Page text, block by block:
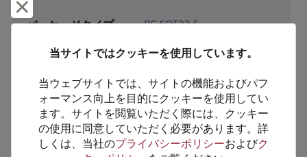
パッケージタイプ PG-SOT23-5
パッケージピン数
鉛フリー Yes
梱包形態 Tape & Reel
梱包数 3000
当サイトではクッキーを使用しています。
当ウェブサイトでは、サイトの機能およびパフ
ォーマンス向上を目的にクッキーを使用してい
ます。サイトを閲覧いただく際には、クッキー
の使用に同意していただく必要があります。詳
しくは、当社のプライバシーポリシーおよびク